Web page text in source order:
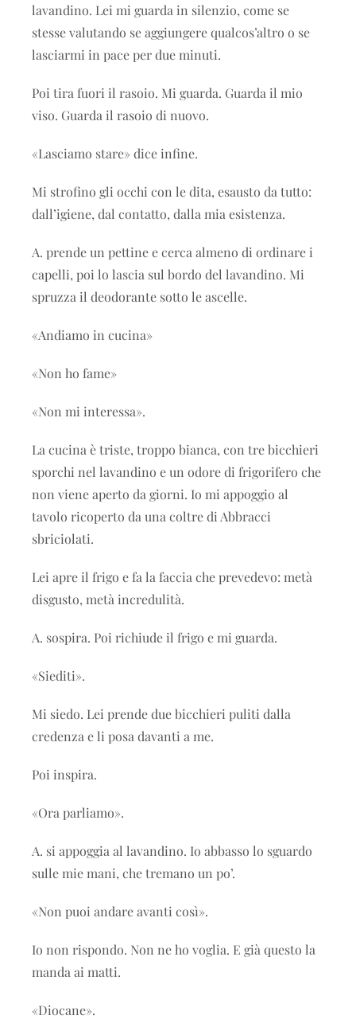
lavandino. Lei mi guarda in silenzio, come se
stesse valutando se aggiungere qualcos’altro o se
lasciarmi in pace per due minuti.
Poi tira fuori il rasoio. Mi guarda. Guarda il mio
viso. Guarda il rasoio di nuovo.
«Lasciamo stare» dice infine.
Mi strofino gli occhi con le dita, esausto da tutto:
dall’igiene, dal contatto, dalla mia esistenza.
A. prende un pettine e cerca almeno di ordinare i
capelli, poi lo lascia sul bordo del lavandino. Mi
spruzza il deodorante sotto le ascelle.
«Andiamo in cucina»
«Non ho fame»
«Non mi interessa».
La cucina è triste, troppo bianca, con tre bicchieri
sporchi nel lavandino e un odore di frigorifero che
non viene aperto da giorni. Io mi appoggio al
tavolo ricoperto da una coltre di Abbracci
sbriciolati.
Lei apre il frigo e fa la faccia che prevedevo: metà
disgusto, metà incredulità.
A. sospira. Poi richiude il frigo e mi guarda.
«Siediti».
Mi siedo. Lei prende due bicchieri puliti dalla
credenza e li posa davanti a me.
Poi inspira.
«Ora parliamo».
A. si appoggia al lavandino. Io abbasso lo sguardo
sulle mie mani, che tremano un po’.
«Non puoi andare avanti così».
Io non rispondo. Non ne ho voglia. E già questo la
manda ai matti.
«Diocane».